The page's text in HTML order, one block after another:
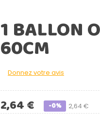
1 BALLON
60CM
Donnez votre avis
2,64 €
2,64 € -0%